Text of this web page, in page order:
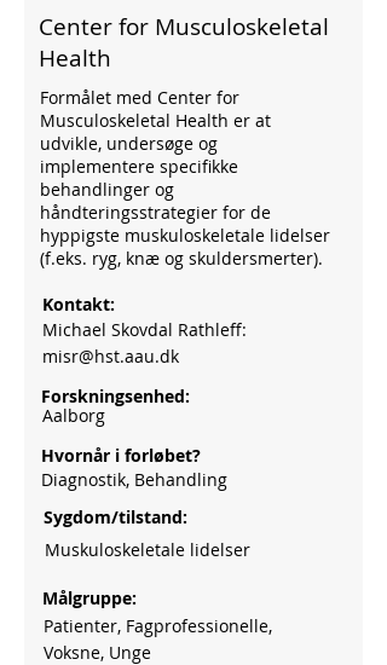
Center for Musculoskeletal
Health
Formålet med Center for
Musculoskeletal Health er at
udvikle, undersøge og
implementere specifikke
behandlinger og
håndteringsstrategier for de
hyppigste muskuloskeletale lidelser
(f.eks. ryg, knæ og skuldersmerter).
Kontakt:
Michael Skovdal Rathleff:
misr@hst.aau.dk
Forskningsenhed:
Aalborg
Hvornår i forløbet?
Diagnostik, Behandling
Sygdom/tilstand:
Muskuloskeletale lidelser
Målgruppe:
Patienter, Fagprofessionelle,
Voksne, Unge